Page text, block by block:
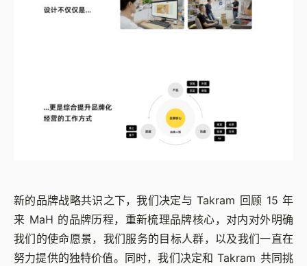
新的品牌战略共识之下，我们决定与 Takram 回顾 15 年
来 MaH 的品牌历程，重新梳理品牌核心，对内对外明确
我们的使命愿景，我们服务的目标人群，以及我们一直在
努力提供的独特价值。同时，我们决定和 Takram 共同挑